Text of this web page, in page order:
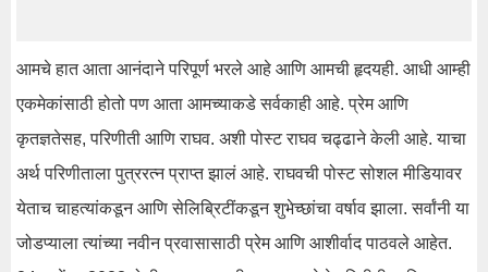
आमचे हात आता आनंदाने परिपूर्ण भरले आहे आणि आमची हृदयही. आधी आम्ही
एकमेकांसाठी होतो पण आता आमच्याकडे सर्वकाही आहे. प्रेम आणि
कृतज्ञतेसह, परिणीती आणि राघव. अशी पोस्ट राघव चढ्ढाने केली आहे. याचा
अर्थ परिणीताला पुत्ररत्न प्राप्त झालं आहे. राघवची पोस्ट सोशल मीडियावर
येताच चाहत्यांकडून आणि सेलिब्रिटींकडून शुभेच्छांचा वर्षाव झाला. सर्वांनी या
जोडप्याला त्यांच्या नवीन प्रवासासाठी प्रेम आणि आशीर्वाद पाठवले आहेत.